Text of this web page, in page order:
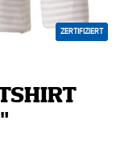
ZERTIFIZIERT